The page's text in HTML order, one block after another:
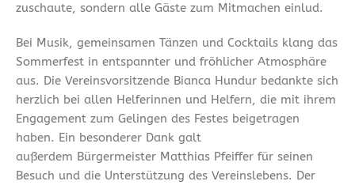
zuschaute, sondern alle Gäste zum Mitmachen einlud.
Bei Musik, gemeinsamen Tänzen und Cocktails klang das
Sommerfest in entspannter und fröhlicher Atmosphäre
aus. Die Vereinsvorsitzende Bianca Hundur bedankte sich
herzlich bei allen Helferinnen und Helfern, die mit ihrem
Engagement zum Gelingen des Festes beigetragen
haben. Ein besonderer Dank galt
außerdem Bürgermeister Matthias Pfeiffer für seinen
Besuch und die Unterstützung des Vereinslebens. Der